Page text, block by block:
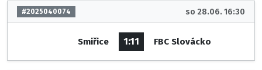
#2025040074 so 28.06. 16:30
Smiřice 1:11 FBC Slovácko